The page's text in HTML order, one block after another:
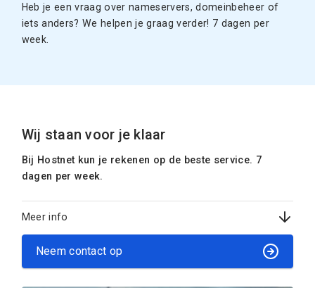
Heb je een vraag over nameservers, domeinbeheer of
iets anders? We helpen je graag verder! 7 dagen per
week.
Wij staan voor je klaar
Bij Hostnet kun je rekenen op de beste service. 7
dagen per week.
Meer info
Neem contact op